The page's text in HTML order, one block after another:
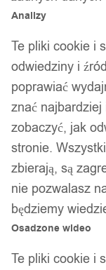
Analizy
Te pliki cookie i
odwiedziny i
poprawiać
znać
zobaczyć, jak
stronie.
zbierają, są
nie pozwalasz
będziemy
Osadzone wideo
Te pliki cookie i